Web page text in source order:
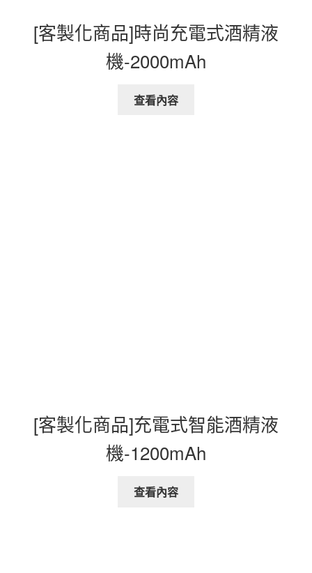
[客製化商品]時尚充電式酒精液
機-2000mAh
查看內容
[客製化商品]充電式智能酒精液
機-1200mAh
查看內容